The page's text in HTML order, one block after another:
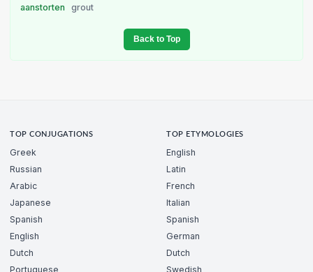
aanstorten
grout
Back to Top
TOP CONJUGATIONS
Greek
Russian
Arabic
Japanese
Spanish
English
Dutch
Portuguese
TOP ETYMOLOGIES
English
Latin
French
Italian
Spanish
German
Dutch
Swedish